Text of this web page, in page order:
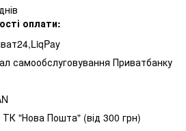
оплати:
самообслуговування Приватбанку
"Нова Пошта" (від 300 грн)